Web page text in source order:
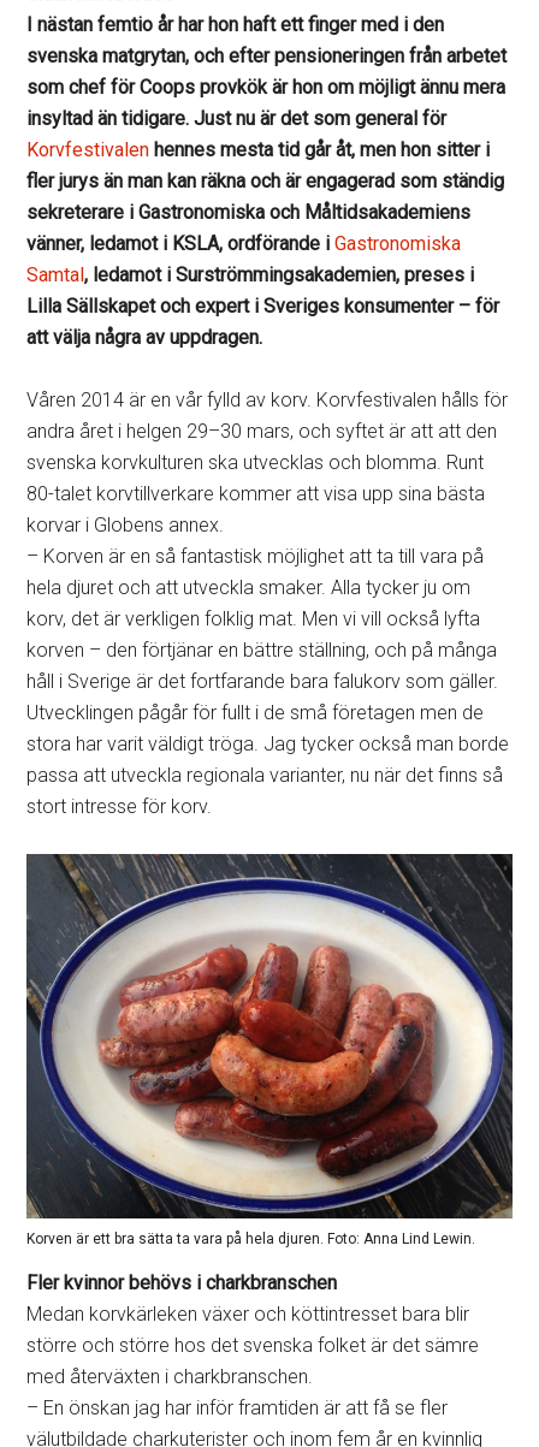
I nästan femtio år har hon haft ett finger med i den
svenska matgrytan, och efter pensioneringen från arbetet
som chef för Coops provkök är hon om möjligt ännu mera
insyltad än tidigare. Just nu är det som general för
Korvfestivalen hennes mesta tid går åt, men hon sitter i
fler jurys än man kan räkna och är engagerad som ständig
sekreterare i Gastronomiska och Måltidsakademiens
vänner, ledamot i KSLA, ordförande iGastronomiska
Samtal, ledamot i Surströmmingsakademien, preses i
Lilla Sällskapet och expert i Sveriges konsumenter – för
att välja några av uppdragen.
Våren 2014 är en vår fylld av korv. Korvfestivalen hålls för
andra året i helgen 29–30 mars, och syftet är att att den
svenska korvkulturen ska utvecklas och blomma. Runt
80-talet korvtillverkare kommer att visa upp sina bästa
korvar i Globens annex.
– Korven är en så fantastisk möjlighet att ta till vara på
hela djuret och att utveckla smaker. Alla tycker ju om
korv, det är verkligen folklig mat. Men vi vill också lyfta
korven – den förtjänar en bättre ställning, och på många
håll i Sverige är det fortfarande bara falukorv som gäller.
Utvecklingen pågår för fullt i de små företagen men de
stora har varit väldigt tröga. Jag tycker också man borde
passa att utveckla regionala varianter, nu när det finns så
stort intresse för korv.
Korven är ett bra sätta ta vara på hela djuren. Foto: Anna Lind Lewin.
Fler kvinnor behövs i charkbranschen
Medan korvkärleken växer och köttintresset bara blir
större och större hos det svenska folket är det sämre
med återväxten i charkbranschen.
– En önskan jag har inför framtiden är att få se fler
välutbildade charkuterister och inom fem år en kvinnlig